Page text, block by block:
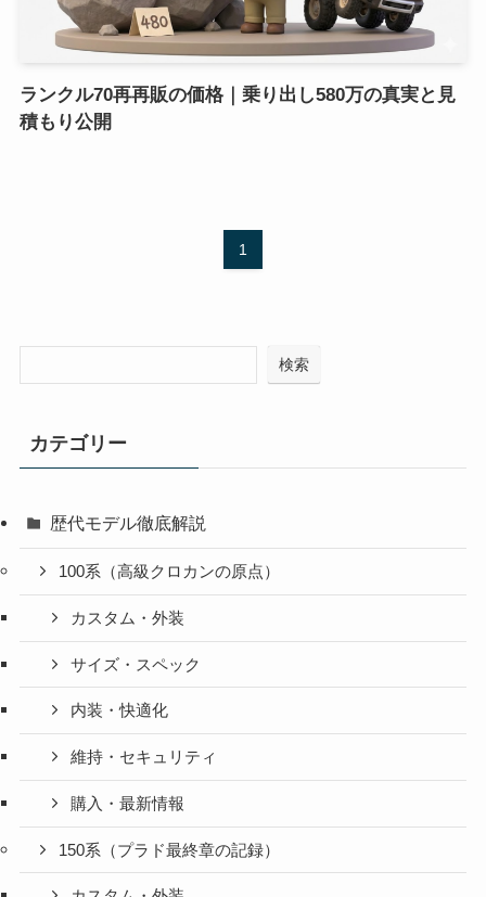
ランクル70再再販の価格｜乗り出し580万の真実と見
積もり公開
1
検索
カテゴリー
歴代モデル徹底解説
100系（高級クロカンの原点）
カスタム・外装
サイズ・スペック
内装・快適化
維持・セキュリティ
購入・最新情報
150系（プラド最終章の記録）